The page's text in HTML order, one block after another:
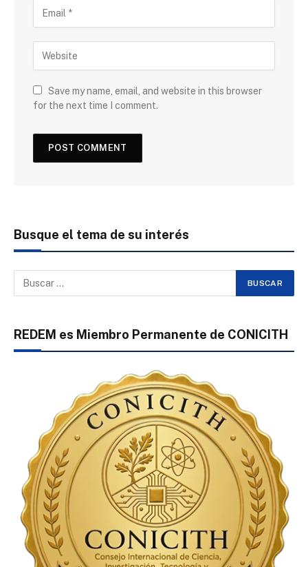
Save my name, email, and website in this browser
for the next time I comment.
Busque el tema de su interés
REDEM es Miembro Permanente de CONICITH